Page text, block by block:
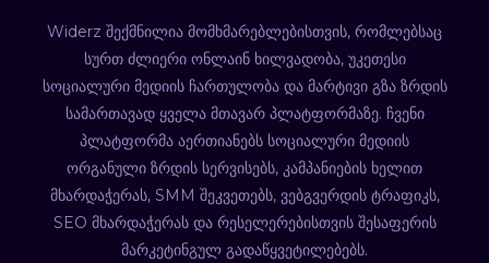
Widerz შექმნილია მომხმარებლებისთვის, რომლებსაც
სურთ ძლიერი ონლაინ ხილვადობა, უკეთესი
სოციალური მედიის ჩართულობა და მარტივი გზა ზრდის
სამართავად ყველა მთავარ პლატფორმაზე. ჩვენი
პლატფორმა აერთიანებს სოციალური მედიის
ორგანული ზრდის სერვისებს, კამპანიების ხელით
მხარდაჭერას, SMM შეკვეთებს, ვებგვერდის ტრაფიკს,
SEO მხარდაჭერას და რესელერებისთვის შესაფერის
მარკეტინგულ გადაწყვეტილებებს.